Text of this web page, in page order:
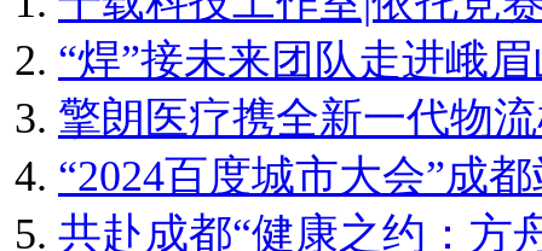
“焊”接未来团队走进峨
擎朗医疗携全新一代物
“2024百度城市大会”成
共赴成都“健康之约：方